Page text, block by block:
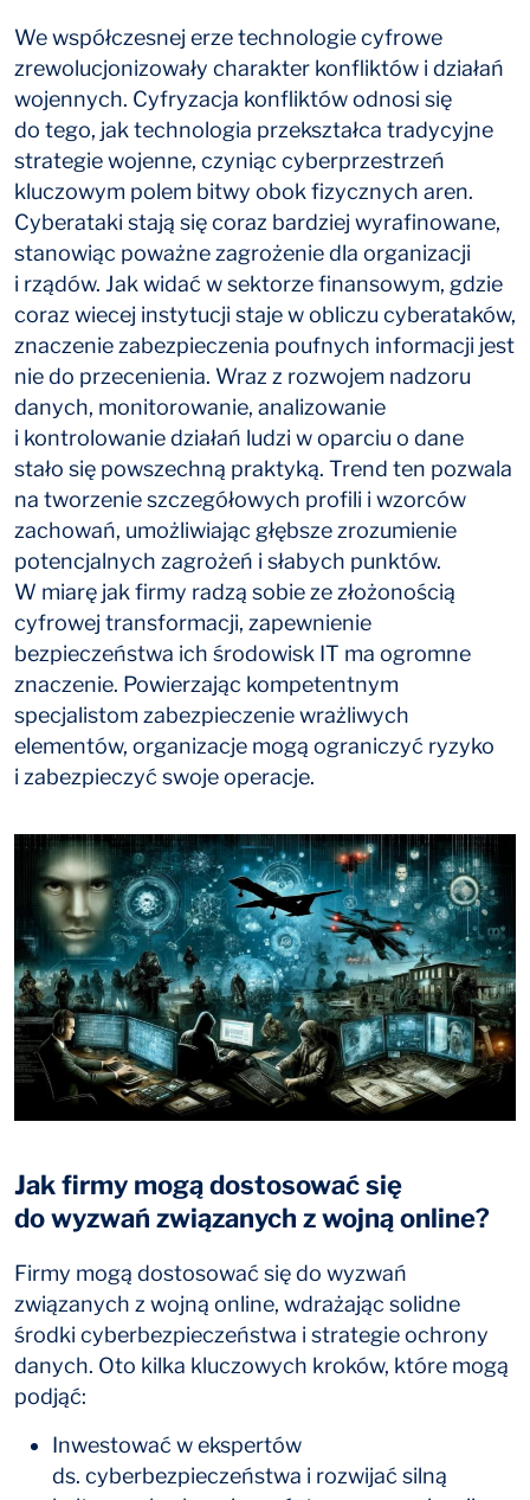
We współczesnej erze technologie cyfrowe
zrewolucjonizowały charakter konfliktów i działań
wojennych. Cyfryzacja konfliktów odnosi się
do tego, jak technologia przekształca tradycyjne
strategie wojenne, czyniąc cyberprzestrzeń
kluczowym polem bitwy obok fizycznych aren.
Cyberataki stają się coraz bardziej wyrafinowane,
stanowiąc poważne zagrożenie dla organizacji
i rządów. Jak widać w sektorze finansowym, gdzie
coraz wiecej instytucji staje w obliczu cyberataków,
znaczenie zabezpieczenia poufnych informacji jest
nie do przecenienia. Wraz z rozwojem nadzoru
danych, monitorowanie, analizowanie
i kontrolowanie działań ludzi w oparciu o dane
stało się powszechną praktyką. Trend ten pozwala
na tworzenie szczegółowych profili i wzorców
zachowań, umożliwiając głębsze zrozumienie
potencjalnych zagrożeń i słabych punktów.
W miarę jak firmy radzą sobie ze złożonością
cyfrowej transformacji, zapewnienie
bezpieczeństwa ich środowisk IT ma ogromne
znaczenie. Powierzając kompetentnym
specjalistom zabezpieczenie wrażliwych
elementów, organizacje mogą ograniczyć ryzyko
i zabezpieczyć swoje operacje.
Jak firmy mogą dostosować się
do wyzwań związanych z wojną online?
Firmy mogą dostosować się do wyzwań
związanych z wojną online, wdrażając solidne
środki cyberbezpieczeństwa i strategie ochrony
danych. Oto kilka kluczowych kroków, które mogą
podjąć:
Inwestować w ekspertów
ds. cyberbezpieczeństwa i rozwijać silną